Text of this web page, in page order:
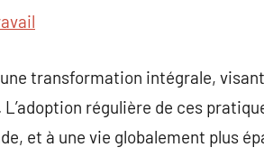
transformation intégrale,
régulière de ces
et à une vie globalement plus